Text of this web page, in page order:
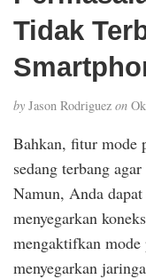
Tidak
by Jason Rodriguez on
Bahkan, fitur mode
sedang terbang
Namun, Anda
menyegarkan
mengaktifkan mode
menyegarkan